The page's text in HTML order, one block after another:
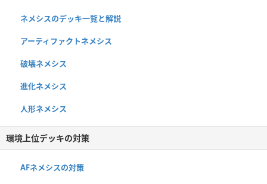
ネメシスのデッキ一覧と解説
アーティファクトネメシス
破壊ネメシス
進化ネメシス
人形ネメシス
環境上位デッキの対策
AFネメシスの対策